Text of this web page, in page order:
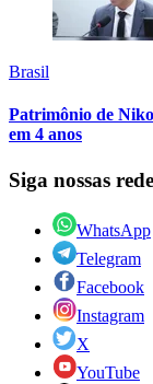
Brasil
Patrimônio de
em 4 anos
Siga nossas
WhatsApp
Telegram
Facebook
Instagram
X
YouTube